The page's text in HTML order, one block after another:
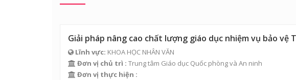
Giải pháp nâng cao chất lượng giáo dục nhiệm vụ bảo
Lĩnh vực: KHOA HỌC NHÂN VĂN
Đơn vị chủ trì : Trung tâm Giáo dục Quốc phòng và An ninh
Đơn vị thực hiện :